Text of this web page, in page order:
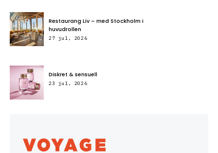
Restaurang Liv – med Stockholm i
huvudrollen
27 jul, 2026
Diskret & sensuell
23 jul, 2026